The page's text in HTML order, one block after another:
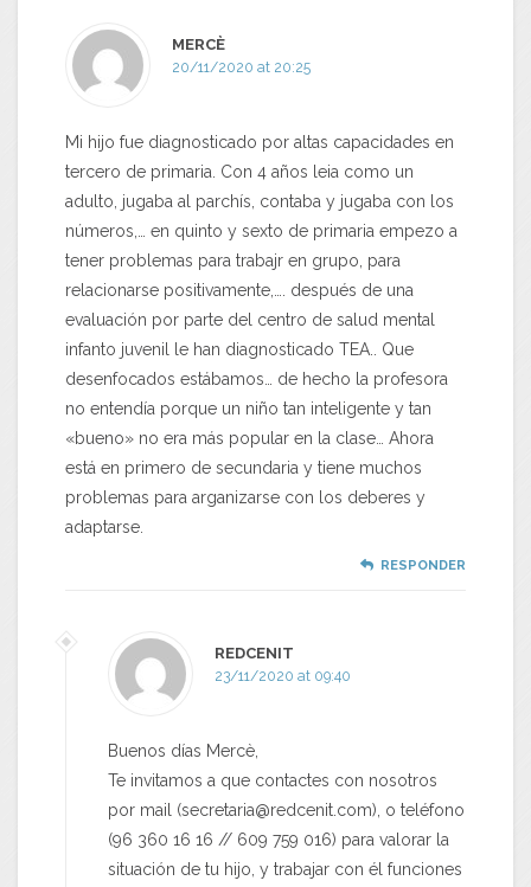
MERCÈ
20/11/2020 at 20:25
Mi hijo fue diagnosticado por altas capacidades en
tercero de primaria. Con 4 años leia como un
adulto, jugaba al parchís, contaba y jugaba con los
números,… en quinto y sexto de primaria empezo a
tener problemas para trabajr en grupo, para
relacionarse positivamente,…. después de una
evaluación por parte del centro de salud mental
infanto juvenil le han diagnosticado TEA.. Que
desenfocados estábamos… de hecho la profesora
no entendía porque un niño tan inteligente y tan
«bueno» no era más popular en la clase… Ahora
está en primero de secundaria y tiene muchos
problemas para arganizarse con los deberes y
adaptarse.
RESPONDER
REDCENIT
23/11/2020 at 09:40
Buenos días Mercè,
Te invitamos a que contactes con nosotros
por mail (secretaria@redcenit.com), o teléfono
(96 360 16 16 // 609 759 016) para valorar la
situación de tu hijo, y trabajar con él funciones